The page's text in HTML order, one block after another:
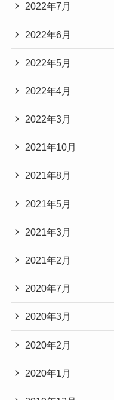
2022年7月
2022年6月
2022年5月
2022年4月
2022年3月
2021年10月
2021年8月
2021年5月
2021年3月
2021年2月
2020年7月
2020年3月
2020年2月
2020年1月